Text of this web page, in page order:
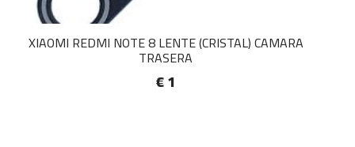
XIAOMI REDMI NOTE 8 LENTE (CRISTAL) CAMARA
TRASERA
€ 1